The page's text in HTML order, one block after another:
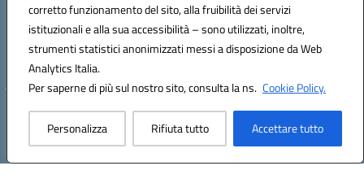
corretto funzionamento del sito, alla fruibilità dei servizi
istituzionali e alla sua accessibilità – sono utilizzati, inoltre,
strumenti statistici anonimizzati messi a disposizione da Web
Analytics Italia.
Per saperne di più sul nostro sito, consulta la ns. Cookie Policy.
Personalizza Rifiuta tutto Accettare tutto
Codice fiscale: 81002930717
Codice meccanografico:FGTD02000P
Codice unico di fatturazione (CUF): UFUN7Y
Hosting & Powered by 3D Solution S.r.l.
Concept & Design by Designers Italia